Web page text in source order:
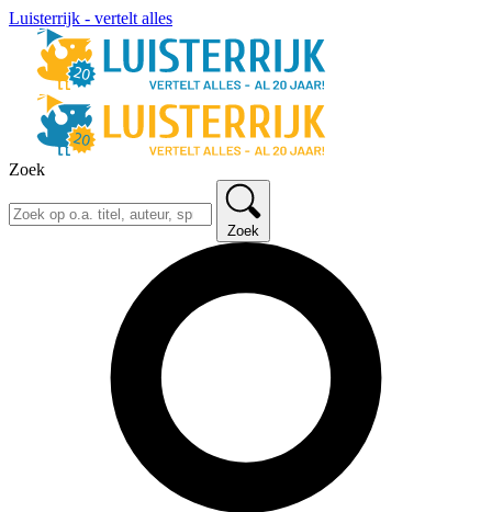
Luisterrijk - vertelt alles
Zoek
Zoek